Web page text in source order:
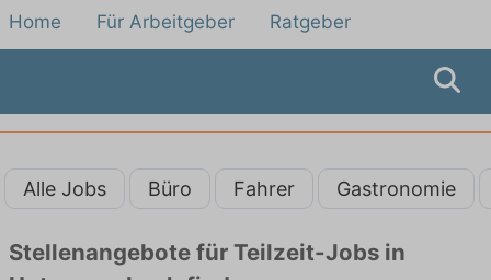
Home Für Arbeitgeber Ratgeber
Alle Jobs Büro Fahrer Gastronomie
Stellenangebote für Teilzeit-Jobs in